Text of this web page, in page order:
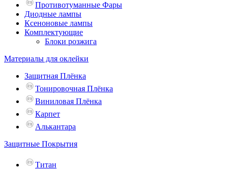
Противотуманные Фары
Диодные лампы
Ксеноновые лампы
Комплектующие
Блоки розжига
Материалы для оклейки
Защитная Плёнка
Тонировочная Плёнка
Виниловая Плёнка
Карпет
Алькантара
Защитные Покрытия
Титан